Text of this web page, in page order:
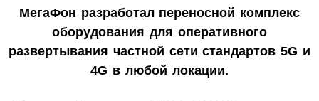
МегаФон разработал переносной комплекс
оборудования для оперативного
развертывания частной сети стандартов 5G и
4G в любой локации.